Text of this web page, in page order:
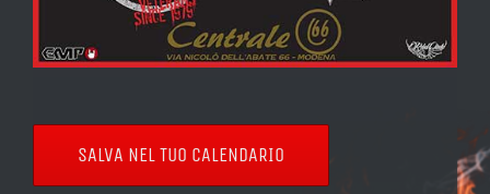
SALVA NEL TUO CALENDARIO